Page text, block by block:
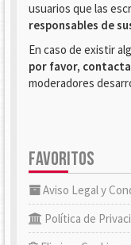
usuarios que las
responsables de
En caso de existir
por favor,
moderadores
FAVORITOS
Aviso Legal y
Política de